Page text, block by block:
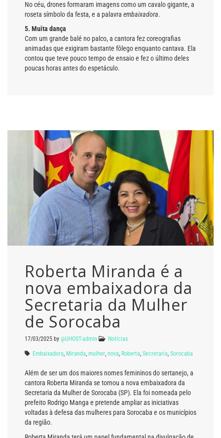
No céu, drones formaram imagens como um cavalo gigante, a
roseta símbolo da festa, e a palavra embaixadora.
5. Muita dança
Com um grande balé no palco, a cantora fez coreografias
animadas que exigiram bastante fôlego enquanto cantava. Ela
contou que teve pouco tempo de ensaio e fez o último deles
poucas horas antes do espetáculo.
Roberta Miranda é a
nova embaixadora da
Secretaria da Mulher
de Sorocaba
17/03/2025 by @UHOST-admin Notícias
Embaixadora, Miranda, mulher, nova, Roberta, Secretaria, Sorocaba
Além de ser um dos maiores nomes femininos do sertanejo, a
cantora Roberta Miranda se tornou a nova embaixadora da
Secretaria da Mulher de Sorocaba (SP). Ela foi nomeada pelo
prefeito Rodrigo Manga e pretende ampliar as iniciativas
voltadas à defesa das mulheres para Sorocaba e os municípios
da região.